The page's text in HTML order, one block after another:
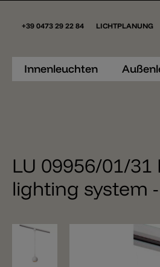
LICHTPLANUNG
+39 0473 29 22 84
Innenleuchten
LU 09956/01/31
lighting system